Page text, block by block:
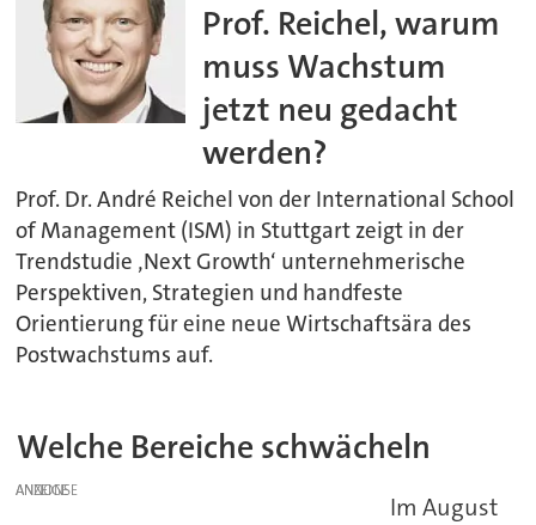
Prof. Reichel, warum
muss Wachstum
jetzt neu gedacht
werden?
Prof. Dr. André Reichel von der International School
of Management (ISM) in Stuttgart zeigt in der
Trendstudie ‚Next Growth‘ unternehmerische
Perspektiven, Strategien und handfeste
Orientierung für eine neue Wirtschaftsära des
Postwachstums auf.
Welche Bereiche schwächeln
ANZEIGE
Im August